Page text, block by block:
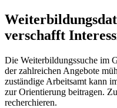
verschafft
Die Weiterbildungssuche im
der zahlreichen Angebote
zuständige Arbeitsamt kann
zur Orientierung beitragen.
recherchieren.